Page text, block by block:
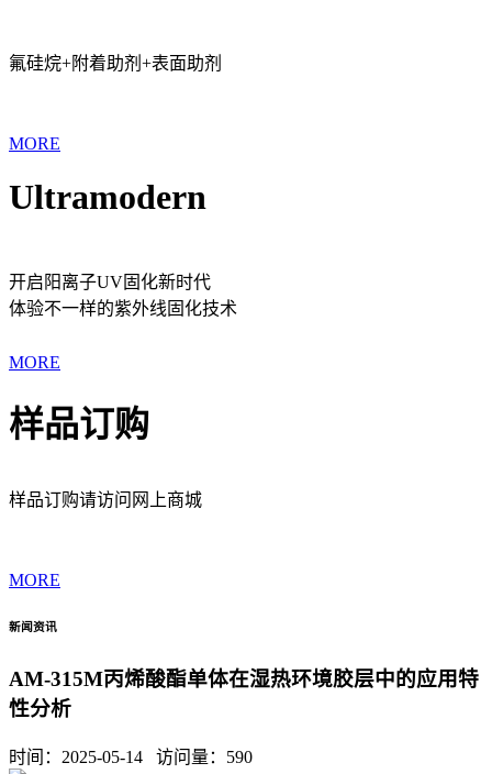
氟硅烷+附着助剂+表面助剂
MORE
Ultramodern
开启阳离子UV固化新时代
体验不一样的紫外线固化技术
MORE
样品订购
样品订购请访问网上商城
MORE
新闻资讯
AM-315M丙烯酸酯单体在湿热环境胶层中的应用特
性分析
时间：2025-05-14 访问量： 590